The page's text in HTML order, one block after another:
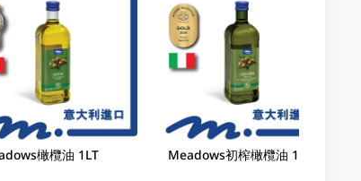
橄欖油 1LT Meadows初榨橄欖油 1LT